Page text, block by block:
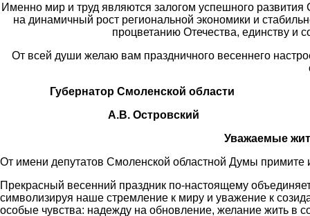
Именно мир и труд являются залогом успешного
на динамичный рост региональной экономики и
процветанию Отечества, единству и
От всей души желаю вам праздничного весеннего
Губернатор Смоленской области
А.В. Островский
Уважаемые
От имени депутатов Смоленской областной Думы
Прекрасный весенний праздник по-настоящему
символизируя наше стремление к миру и уважение к
особые чувства: надежду на обновление, желание жить в